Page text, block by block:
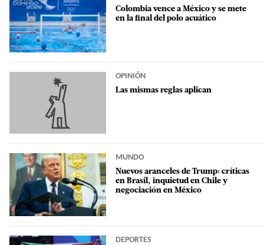
Colombia vence a México y se mete
en la final del polo acuático
OPINIÓN
Las mismas reglas aplican
MUNDO
Nuevos aranceles de Trump: críticas
en Brasil, inquietud en Chile y
negociación en México
DEPORTES